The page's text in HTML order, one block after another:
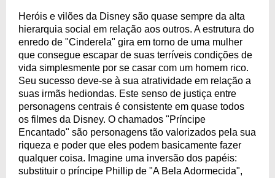
Heróis e vilões da Disney são quase sempre da alta
hierarquia social em relação aos outros. A estrutura do
enredo de "Cinderela" gira em torno de uma mulher
que consegue escapar de suas terríveis condições de
vida simplesmente por se casar com um homem rico.
Seu sucesso deve-se à sua atratividade em relação a
suas irmãs hediondas. Este senso de justiça entre
personagens centrais é consistente em quase todos
os filmes da Disney. O chamados "Príncipe
Encantado" são personagens tão valorizados pela sua
riqueza e poder que eles podem basicamente fazer
qualquer coisa. Imagine uma inversão dos papéis:
substituir o príncipe Phillip de "A Bela Adormecida",